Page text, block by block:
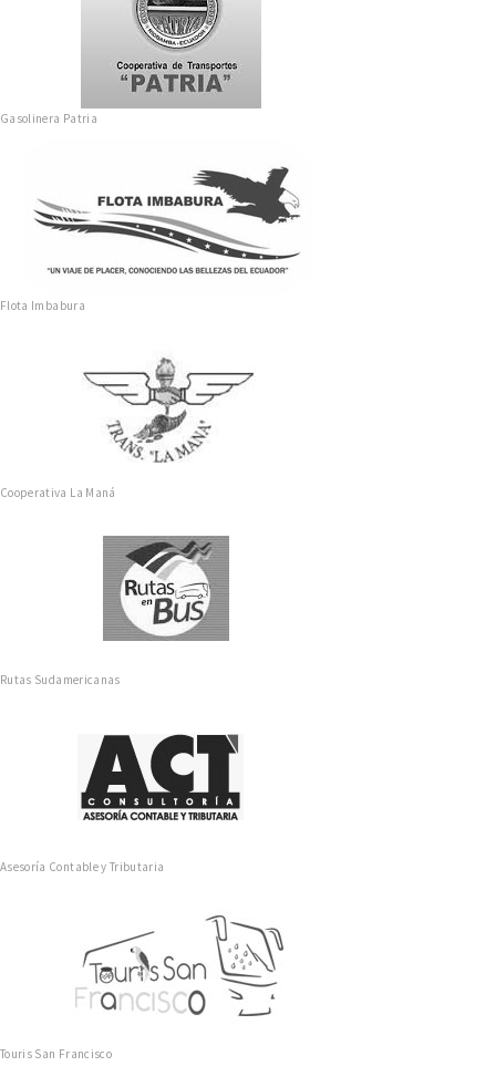
Gasolinera Patria
Flota Imbabura
Cooperativa La Maná
Rutas Sudamericanas
Asesoría Contable y Tributaria
Touris San Francisco